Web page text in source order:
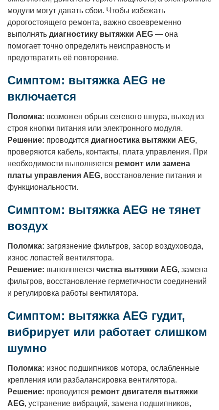
модули могут давать сбои. Чтобы избежать
дорогостоящего ремонта, важно своевременно
выполнять диагностику вытяжки AEG — она
помогает точно определить неисправность и
предотвратить её повторение.
Симптом: вытяжка AEG не
включается
Поломка: возможен обрыв сетевого шнура, выход из
строя кнопки питания или электронного модуля.
Решение: проводится диагностика вытяжки AEG,
проверяются кабель, контакты, плата управления. При
необходимости выполняется ремонт или замена
платы управления AEG, восстановление питания и
функциональности.
Симптом: вытяжка AEG не тянет
воздух
Поломка: загрязнение фильтров, засор воздуховода,
износ лопастей вентилятора.
Решение: выполняется чистка вытяжки AEG, замена
фильтров, восстановление герметичности соединений
и регулировка работы вентилятора.
Симптом: вытяжка AEG гудит,
вибрирует или работает слишком
шумно
Поломка: износ подшипников мотора, ослабленные
крепления или разбалансировка вентилятора.
Решение: проводится ремонт двигателя вытяжки
AEG, устранение вибраций, замена подшипников,